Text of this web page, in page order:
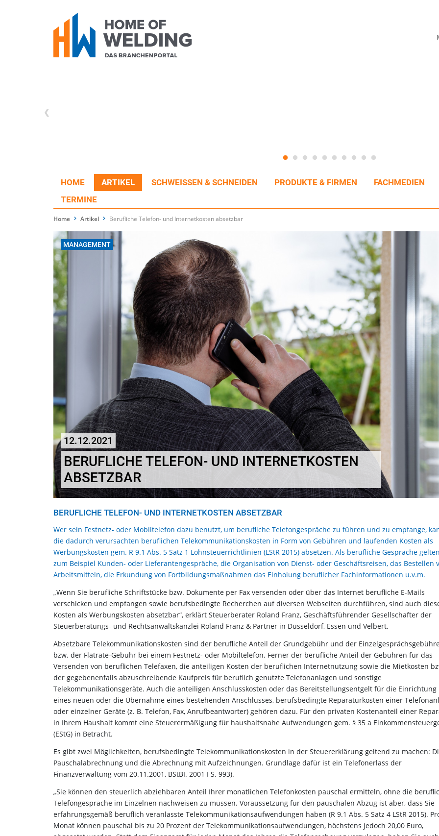
HOME ARTIKEL SCHWEISSEN & SCHNEIDEN PRODUKTE & FIRMEN
FACHMEDIEN
TERMINE
Home Artikel Berufliche Telefon- und Internetkosten absetzbar
MANAGEMENT
12.12.2021
BERUFLICHE TELEFON- UND INTERNETKOSTEN
ABSETZBAR
BERUFLICHE TELEFON- UND INTERNETKOSTEN ABSETZBAR
Wer sein Festnetz- oder Mobiltelefon dazu benutzt, um berufliche Telefongespräche zu führen und zu empfange,
die dadurch verursachten beruflichen Telekommunikationskosten in Form von Gebühren und laufenden Kosten als
Werbungskosten gem. R 9.1 Abs. 5 Satz 1 Lohnsteuerrichtlinien (LStR 2015) absetzen. Als berufliche Gespräche
zum Beispiel Kunden- oder Lieferantengespräche, die Organisation von Dienst- oder Geschäftsreisen, das Bestellen
Arbeitsmitteln, die Erkundung von Fortbildungsmaßnahmen das Einholung beruflicher Fachinformationen u.v.m.
„Wenn Sie berufliche Schriftstücke bzw. Dokumente per Fax versenden oder über das Internet berufliche E-Mails
verschicken und empfangen sowie berufsbedingte Recherchen auf diversen Webseiten durchführen, sind auch
Kosten als Werbungskosten absetzbar“, erklärt Steuerberater Roland Franz, Geschäftsführender Gesellschafter der
Steuerberatungs- und Rechtsanwaltskanzlei Roland Franz & Partner in Düsseldorf, Essen und Velbert.
Absetzbare Telekommunikationskosten sind der berufliche Anteil der Grundgebühr und der
bzw. der Flatrate-Gebühr bei einem Festnetz- oder Mobiltelefon. Ferner der berufliche Anteil der Gebühren für das
Versenden von beruflichen Telefaxen, die anteiligen Kosten der beruflichen Internetnutzung sowie die Mietkosten
der gegebenenfalls abzuschreibende Kaufpreis für beruflich genutzte Telefonanlagen und sonstige
Telekommunikationsgeräte. Auch die anteiligen Anschlusskosten oder das Bereitstellungsentgelt für die Einrichtung
eines neuen oder die Übernahme eines bestehenden Anschlusses, berufsbedingte Reparaturkosten einer
oder einzelner Geräte (z. B. Telefon, Fax, Anrufbeantworter) gehören dazu. Für den privaten Kostenanteil einer
in Ihrem Haushalt kommt eine Steuerermäßigung für haushaltsnahe Aufwendungen gem. § 35 a
(EStG) in Betracht.
Es gibt zwei Möglichkeiten, berufsbedingte Telekommunikationskosten in der Steuererklärung geltend zu machen:
Pauschalabrechnung und die Abrechnung mit Aufzeichnungen. Grundlage dafür ist ein Telefonerlass der
Finanzverwaltung vom 20.11.2001, BStBI. 2001 I S. 993).
„Sie können den steuerlich abziehbaren Anteil Ihrer monatlichen Telefonkosten pauschal ermitteln, ohne die
Telefongespräche im Einzelnen nachweisen zu müssen. Voraussetzung für den pauschalen Abzug ist aber, dass Sie
erfahrungsgemäß beruflich veranlasste Telekommunikationsaufwendungen haben (R 9.1 Abs. 5 Satz 4 LStR 2015).
Monat können pauschal bis zu 20 Prozent der Telekommunikationsaufwendungen, höchstens jedoch 20,00 Euro,